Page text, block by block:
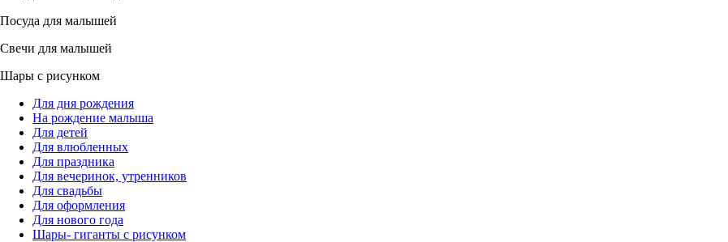
Посуда для малышей
Свечи для малышей
Шары с рисунком
Для дня рождения
На рождение малыша
Для детей
Для влюбленных
Для праздника
Для вечеринок, утренников
Для свадьбы
Для оформления
Для нового года
Шары- гиганты с рисунком